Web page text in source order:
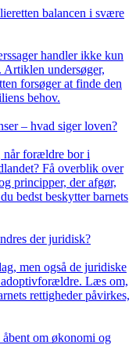
balancen i svære
handler ikke kun
Artiklen undersøger,
forsøger at finde den
behov.
– hvad siger loven?
når forældre bor i
Få overblik over
principper, der afgør,
bedst beskytter barnets
der juridisk?
men også de juridiske
Læs om,
rettigheder påvirkes,
om økonomi og